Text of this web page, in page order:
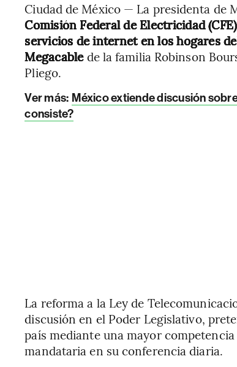
Ciudad de México — La presidenta de
Comisión Federal de Electricidad
servicios de internet en los hogares
Megacablede la familia Robinson
Pliego.
Ver más: México extiende discusión
consiste?
La reforma a la Ley de
discusión en el Poder Legislativo,
país mediante una mayor competencia
mandataria en su conferencia diaria.